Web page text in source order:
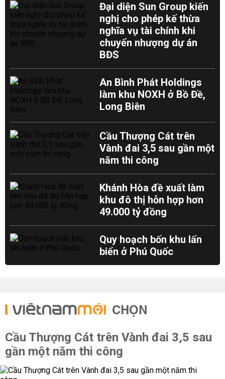
Đại diện Sun Group kiến
nghị cho phép kế thừa
nghĩa vụ tài chính khi
chuyển nhượng dự án
BĐS
An Bình Phát Holdings
làm khu NOXH ở Bồ Đề,
Long Biên
Cầu Thượng Cát trên
Vành đai 3,5 sau gần một
năm thi công
Khánh Hòa đề xuất làm
khu đô thị hỗn hợp hơn
49.000 tỷ đồng
Quy hoạch bốn khu lấn
biển ở Phú Quốc
CHỌN
Cầu Thượng Cát trên Vành đai 3,5 sau
gần một năm thi công